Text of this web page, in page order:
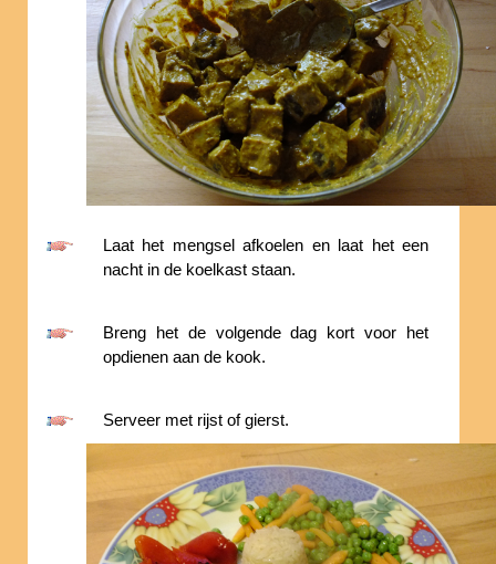
Laat het mengsel afkoelen en laat het een
nacht in de koelkast staan.
Breng het de volgende dag kort voor het
opdienen aan de kook.
Serveer met rijst of gierst.